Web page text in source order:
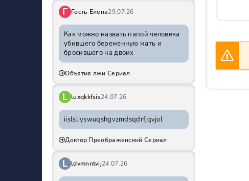
Г Гость Елена29.07.26
Как можно назвать папой человека
убившего беременную мать и
бросившего на двоих
Объятия лжи Сериал
L luxqkkfsis24.07.26
iislsliyswuqshgvzmdsqdrfjqvjol
Доктор Преображенский Сериал
L ldvmnntvij24.07.26